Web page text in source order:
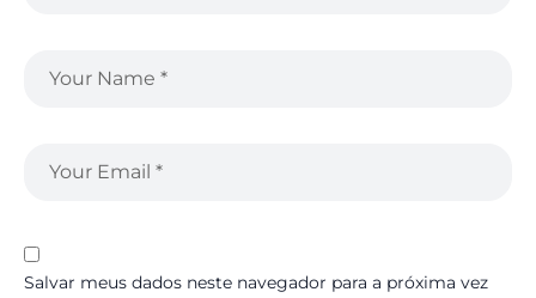
Salvar meus dados neste navegador para a próxima vez